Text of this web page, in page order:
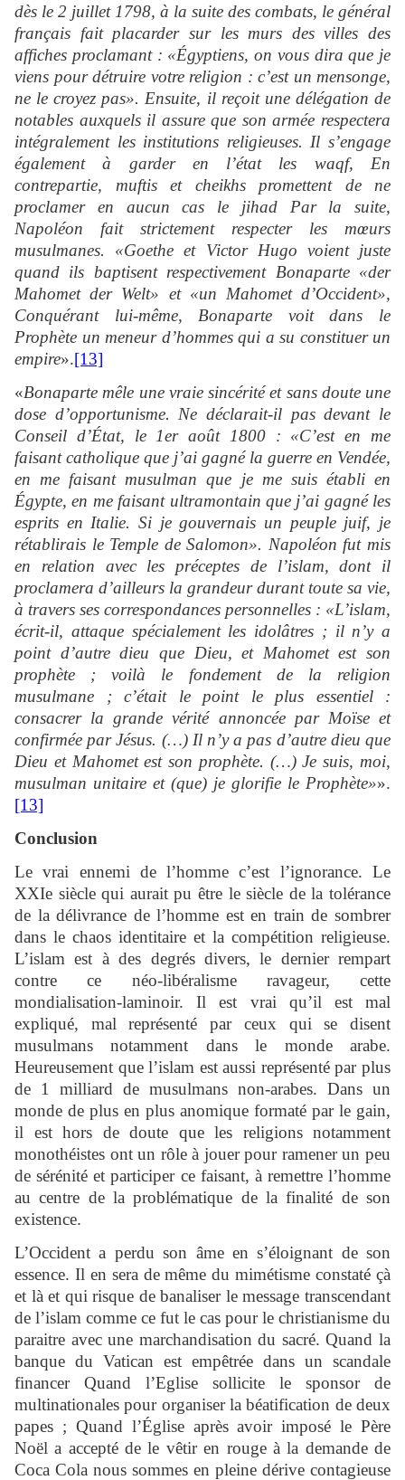
dès le 2 juillet 1798, à la suite des combats, le général
français fait placarder sur les murs des villes des
affiches proclamant : «Égyptiens, on vous dira que je
viens pour détruire votre religion : c’est un mensonge,
ne le croyez pas». Ensuite, il reçoit une délégation de
notables auxquels il assure que son armée respectera
intégralement les institutions religieuses. Il s’engage
également à garder en l’état les
waqf, En
contrepartie, muftis et cheikhs promettent de ne
proclamer en aucun cas le jihad Par la suite,
Napoléon fait strictement respecter les mœurs
musulmanes. «Goethe et Victor Hugo voient juste
quand ils baptisent respectivement Bonaparte «der
Mahomet der Welt» et «un Mahomet d’Occident»,
Conquérant lui-même, Bonaparte voit dans le
Prophète un meneur d’hommes qui a su constituer un
empire».[13]
«Bonaparte mêle une vraie sincérité et sans doute une
dose d’opportunisme. Ne déclarait-il pas devant le
Conseil d’État, le 1er août 1800 : «C’est en me
faisant catholique que j’ai gagné la guerre en Vendée,
en me faisant musulman que je me suis établi en
Égypte, en me faisant ultramontain que j’ai gagné les
esprits en Italie. Si je gouvernais un peuple juif, je
rétablirais le Temple de Salomon». Napoléon fut mis
en relation avec les préceptes de l’islam, dont il
proclamera d’ailleurs la grandeur durant toute sa vie,
à travers ses correspondances personnelles : «L’islam,
écrit-il, attaque spécialement les idolâtres ; il n’y a
point d’autre dieu que Dieu, et Mahomet est son
prophète ; voilà le fondement de la religion
musulmane ; c’était le point le plus essentiel :
consacrer la grande vérité annoncée par Moïse et
confirmée par Jésus. (…) Il n’y a pas d’autre dieu que
Dieu et Mahomet est son prophète. (…) Je suis, moi,
musulman unitaire et (que) je glorifie le Prophète»».
[13]
Conclusion
Le vrai ennemi de l’homme c’est l’ignorance. Le
XXIe siècle qui aurait pu être le siècle de la tolérance
de la délivrance de l’homme est en train de sombrer
dans le chaos identitaire et la compétition religieuse.
L’islam est à des degrés divers, le dernier rempart
contre ce néo-libéralisme ravageur, cette
mondialisation-laminoir. Il est vrai qu’il est mal
expliqué, mal représenté par ceux qui se disent
musulmans notamment dans le monde arabe.
Heureusement que l’islam est aussi représenté par plus
de 1 milliard de musulmans non-arabes. Dans un
monde de plus en plus anomique formaté par le gain,
il est hors de doute que les religions notamment
monothéistes ont un rôle à jouer pour ramener un peu
de sérénité et participer ce faisant, à remettre l’homme
au centre de la problématique de la finalité de son
existence.
L’Occident a perdu son âme en s’éloignant de son
essence. Il en sera de même du mimétisme constaté çà
et là et qui risque de banaliser le message transcendant
de l’islam comme ce fut le cas pour le christianisme du
paraitre avec une marchandisation du sacré. Quand la
banque du Vatican est empêtrée dans un scandale
financer Quand l’Eglise sollicite le sponsor de
multinationales pour organiser la béatification de deux
papes ; Quand l’Église après avoir imposé le Père
Noël a accepté de le vêtir en rouge à la demande de
Coca Cola nous sommes en pleine dérive contagieuse